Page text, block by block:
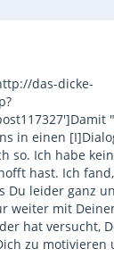
das-dicke-
in einen
so. Ich habe
hast. Ich
Du leider ganz
weiter mit
hat versucht,
zu motivieren